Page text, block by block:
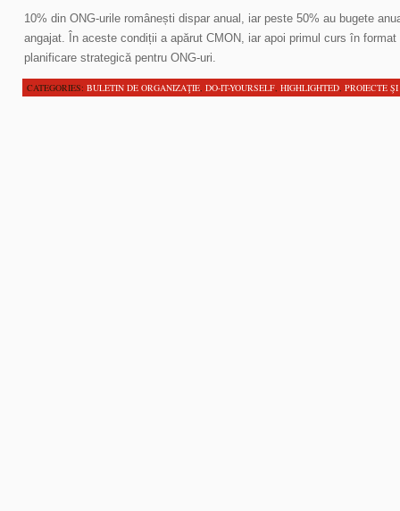
10% din ONG-urile românești dispar anual, iar peste 50% au bugete
angajat. În aceste condiții a apărut CMON, iar apoi primul curs în
planificare strategică pentru ONG-uri.
CATEGORIES: BULETIN DE ORGANIZAŢIE, DO-IT-YOURSELF, HIGHLIGHTED, PROIECTE